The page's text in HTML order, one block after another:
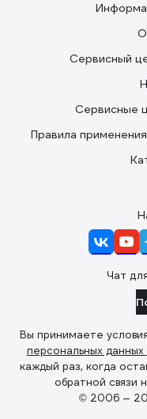
Сервисный
Сервисные
Правила
Чат
Вы принимаете условия
персональных данных
каждый раз, когда
обратной связи
© 2006 —